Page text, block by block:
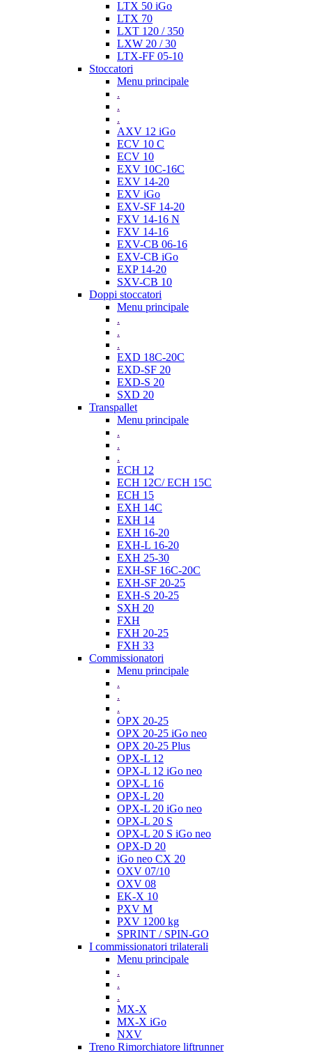
LTX 50 iGo
LTX 70
LXT 120 / 350
LXW 20 / 30
LTX-FF 05-10
Stoccatori
Menu principale
.
.
.
AXV 12 iGo
ECV 10 C
ECV 10
EXV 10C-16C
EXV 14-20
EXV iGo
EXV-SF 14-20
FXV 14-16 N
FXV 14-16
EXV-CB 06-16
EXV-CB iGo
EXP 14-20
SXV-CB 10
Doppi stoccatori
Menu principale
.
.
.
EXD 18C-20C
EXD-SF 20
EXD-S 20
SXD 20
Transpallet
Menu principale
.
.
.
ECH 12
ECH 12C/ ECH 15C
ECH 15
EXH 14C
EXH 14
EXH 16-20
EXH-L 16-20
EXH 25-30
EXH-SF 16C-20C
EXH-SF 20-25
EXH-S 20-25
SXH 20
FXH
FXH 20-25
FXH 33
Commissionatori
Menu principale
.
.
.
OPX 20-25
OPX 20-25 iGo neo
OPX 20-25 Plus
OPX-L 12
OPX-L 12 iGo neo
OPX-L 16
OPX-L 20
OPX-L 20 iGo neo
OPX-L 20 S
OPX-L 20 S iGo neo
OPX-D 20
iGo neo CX 20
OXV 07/10
OXV 08
EK-X 10
PXV M
PXV 1200 kg
SPRINT / SPIN-GO
I commissionatori trilaterali
Menu principale
.
.
.
MX-X
MX-X iGo
NXV
Treno Rimorchiatore liftrunner